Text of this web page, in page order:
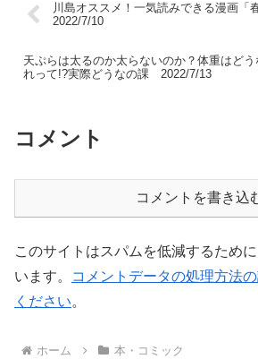
川島オススメ！一気読みできる漫画
2022/7/10
天ぷらは太るのか太らないのか？体重はど
れって!?実際どうなの課 2022/7/13
コメント
コメントを書き込
このサイトはスパムを低減するため
います。
コメントデータの処理方法
ください。
ホーム 本・コミック